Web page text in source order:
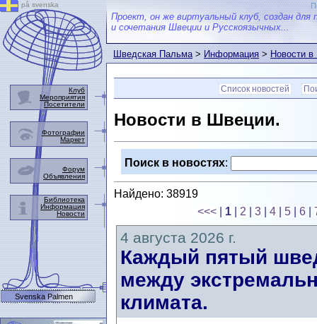
Проект, он же виртуальный клуб, создан для
и сочетания Швеции и Русскоязычных...
Шведская Пальма>Информация>Новости
Список новостей
Новости в Швеции.
Поиск в новостях:
Найдено: 38919
<<<
1 2 3 4 5 6
4 августа 2026 г.
Каждый пятый
между
климата.
på svenska
Клуб
Мероприятия
Посетители
Фотографии
Маркет
Форум
Объявления
Библиотека
Информация
Новости
Svenska Palmen